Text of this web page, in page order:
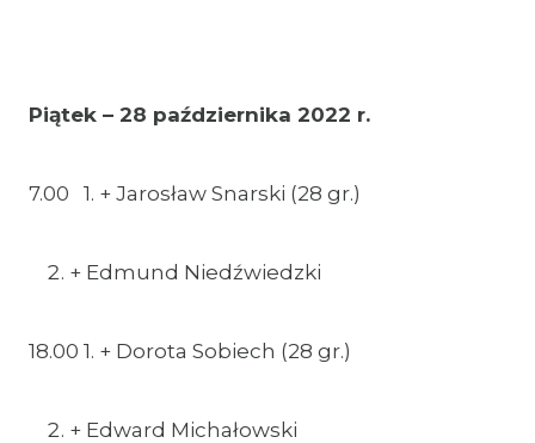
Piątek – 28 października 2022 r.
7.00 1. + Jarosław Snarski (28 gr.)
+ Edmund Niedźwiedzki
18.00 1. + Dorota Sobiech (28 gr.)
+ Edward Michałowski